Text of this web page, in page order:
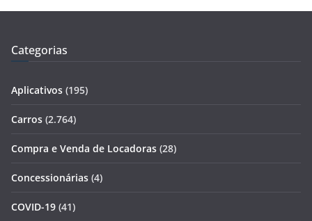
Categorias
Aplicativos (195)
Carros (2.764)
Compra e Venda de Locadoras (28)
Concessionárias (4)
COVID-19 (41)